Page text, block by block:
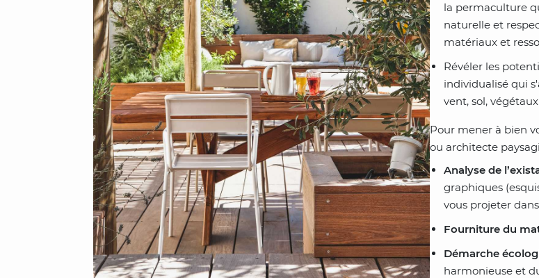
la permaculture
naturelle et
matériaux et
Révéler les
individualisé qui
vent, sol,
Pour mener à bien
ou architecte
Analyse de
graphiques
vous projeter
Fourniture du
Démarche
harmonieuse et